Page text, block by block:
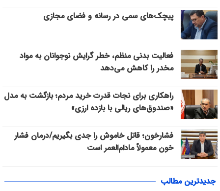
پیچک‌های سمی در رسانه و فضای مجازی
فعالیت بدنی منظم، خطر گرایش نوجوانان به مواد
مخدر را کاهش می‌دهد
راهکاری برای نجات قدرت خرید مردم؛ بازگشت به مدل
«صندوق‌های ریالی با بازده ارزی»
فشارخون؛ قاتل خاموش را جدی بگیریم/درمان فشار
خون معمولاً مادام‌العمر است
جدیدترین مطالب